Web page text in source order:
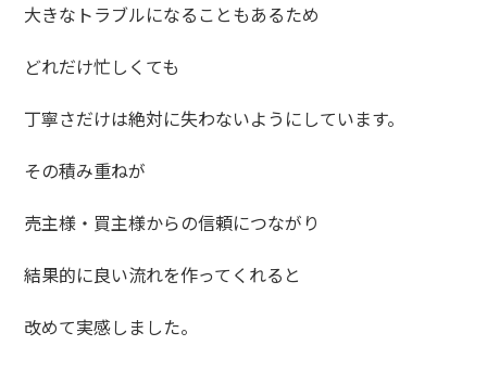
大きなトラブルになることもあるため
どれだけ忙しくても
丁寧さだけは絶対に失わないようにしています。
その積み重ねが
売主様・買主様からの信頼につながり
結果的に良い流れを作ってくれると
改めて実感しました。